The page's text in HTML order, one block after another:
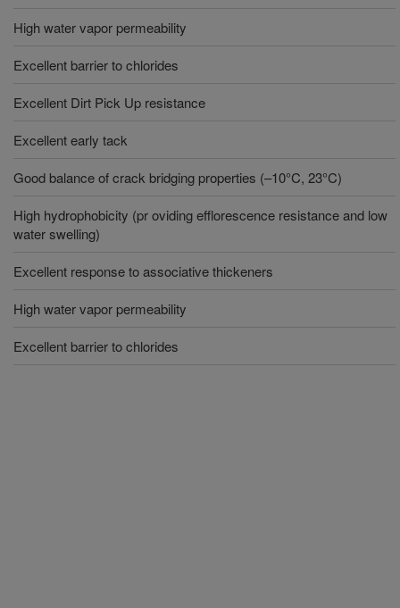
High water vapor permeability
Excellent barrier to chlorides
Excellent Dirt Pick Up resistance
Excellent early tack
Good balance of crack bridging properties (–10°C, 23°C)
High hydrophobicity (pr oviding efflorescence resistance and low
water swelling)
Excellent response to associative thickeners
High water vapor permeability
Excellent barrier to chlorides